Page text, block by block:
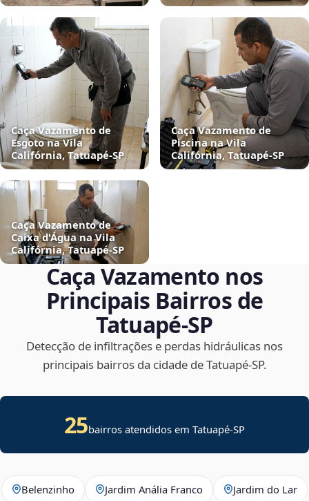
Caça Vazamento de
Esgoto na Vila
Califórnia, Tatuapé‑SP
Caça Vazamento de
Piscina na Vila
Califórnia, Tatuapé‑SP
Caça Vazamento de
Caixa d'Água na Vila
Califórnia, Tatuapé‑SP
Caça Vazamento nos
Principais Bairros de
Tatuapé‑SP
Detecção de infiltrações e perdas hidráulicas nos
principais bairros da cidade de Tatuapé‑SP.
25bairros atendidos em Tatuapé-SP
Belenzinho Jardim Anália Franco Jardim do Lar